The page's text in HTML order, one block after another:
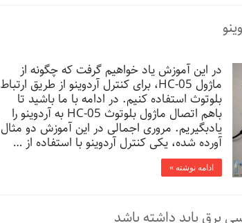
در این آموزش یاد خواهیم گرفت که چگونه از
ماژول HC-05، برای کنترل آردوینو از طریق ارتباط
بلوتوث استفاده کنیم. در ادامه با ما باشید تا
باهم اتصال ماژول بلوتوث HC-05 به آردوینو را
یادبگیریم. مروری اجمالی در این آموزش دو مثال
آورده شده، یکی کنترل آردوینو با استفاده از …
ادامه نوشته »